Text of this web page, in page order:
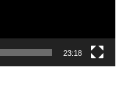
23:18